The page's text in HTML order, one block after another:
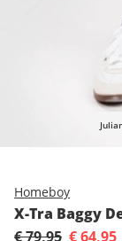
Homeboy
X-Tra Baggy
€ 79,95 € 64,95